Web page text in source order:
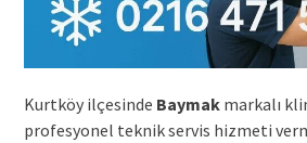
Kurtköy ilçesinde Baymakmarkalı
profesyonel teknik servis hizmeti